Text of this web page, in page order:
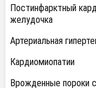
Постинфарктный
желудочка
Артериальная
Кардиомиопатии
Врожденные пороки